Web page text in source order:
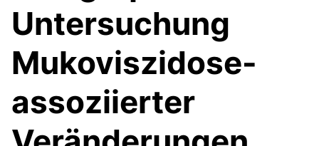
Untersuchung
Mukoviszidose-
assoziierter